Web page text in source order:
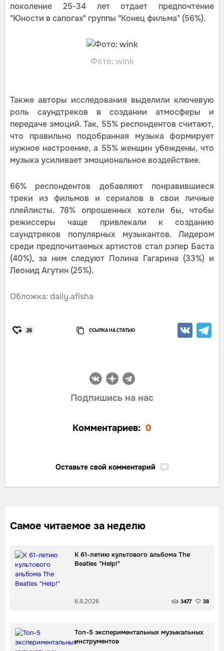
поколение 25-34 лет отдает предпочтение
"Юности в сапогах" группы "Конец фильма" (56%).
Фото: wink
Также авторы исследования выделили ключевую
роль саундтреков в создании атмосферы и
передаче эмоций. Так, 55% респондентов считают,
что правильно подобранная музыка формирует
нужное настроение, а 55% женщин убеждены, что
музыка усиливает эмоциональное воздействие.
66% респондентов добавляют понравившиеся
треки из фильмов и сериалов в свои личные
плейлисты. 78% опрошенных хотели бы, чтобы
режиссеры чаще привлекали к созданию
саундтреков популярных музыкантов. Лидером
среди предпочитаемых артистов стал рэпер Баста
(40%), за ним следуют Полина Гагарина (33%) и
Леонид Агутин (25%).
Обложка: daily.afisha
26 ССЫЛКА НА СТАТЬЮ
Подпишись на нас
Комментариев: 0
Оставьте свой комментарий
Самое читаемое за неделю
К 61-летию культового альбома The
Beatles "Help!"
6.8.2026 3477 38
Топ-5 экспериментальных музыкальных
инструментов